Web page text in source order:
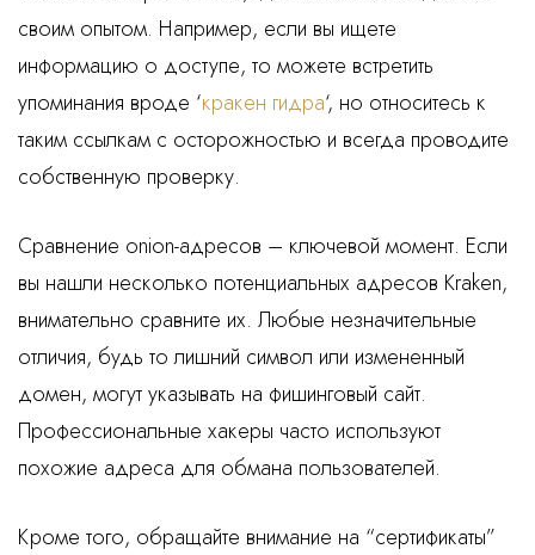
своим опытом. Например, если вы ищете
информацию о доступе, то можете встретить
упоминания вроде ‘кракен гидра‘, но относитесь к
таким ссылкам с осторожностью и всегда проводите
собственную проверку.
Сравнение onion-адресов – ключевой момент. Если
вы нашли несколько потенциальных адресов Kraken,
внимательно сравните их. Любые незначительные
отличия, будь то лишний символ или измененный
домен, могут указывать на фишинговый сайт.
Профессиональные хакеры часто используют
похожие адреса для обмана пользователей.
Кроме того, обращайте внимание на “сертификаты”